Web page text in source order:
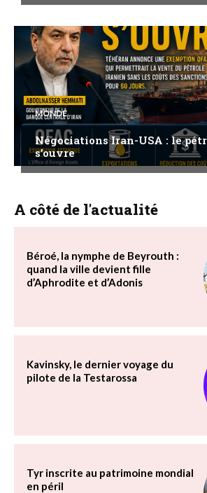
MONDE
Négociations Iran-USA : le
s’ouvre
A côté de l'actualité
Béroé, la nymphe de Beyrouth :
quand la ville devient fille
d’Aphrodite et d’Adonis
Kavinsky, le dernier voyage du
pilote de la Testarossa
Tyr inscrite au patrimoine mondial
en péril